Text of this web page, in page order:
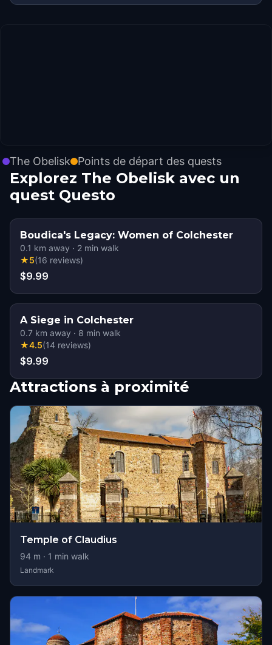
The Obelisk Points de départ des quests
Explorez The Obelisk avec un
quest Questo
Boudica's Legacy: Women of Colchester
0.1 km away · 2 min walk
★5(16 reviews)
$9.99
A Siege in Colchester
0.7 km away · 8 min walk
★4.5(14 reviews)
$9.99
Attractions à proximité
Temple of Claudius
94 m · 1 min walk
Landmark